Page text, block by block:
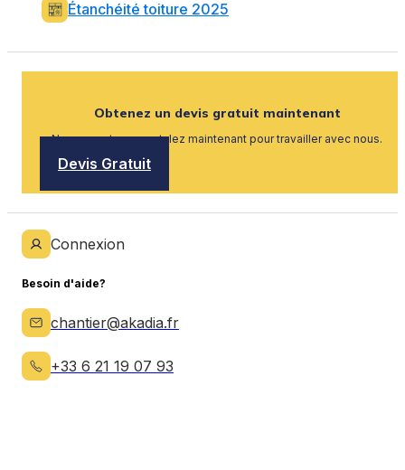
Étanchéité toiture 2025
Obtenez un devis gratuit maintenant
Nous recrutons, postulez maintenant pour travailler avec nous.
Devis Gratuit
Connexion
Besoin d'aide?
chantier@akadia.fr
+33 6 21 19 07 93